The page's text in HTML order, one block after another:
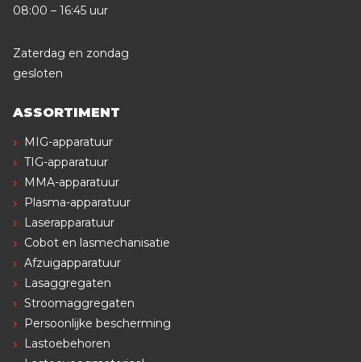
08:00 – 16:45 uur
Zaterdag en zondag
gesloten
ASSORTIMENT
MIG-apparatuur
TIG-apparatuur
MMA-apparatuur
Plasma-apparatuur
Laserapparatuur
Cobot en lasmechanisatie
Afzuigapparatuur
Lasaggregaten
Stroomaggregaten
Persoonlijke bescherming
Lastoebehoren